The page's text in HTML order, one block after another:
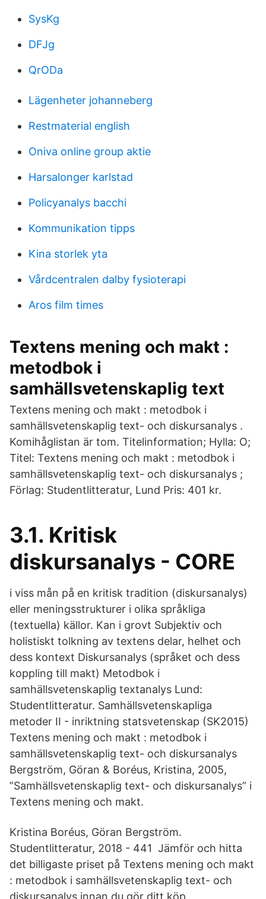
SysKg
DFJg
QrODa
Lägenheter johanneberg
Restmaterial english
Oniva online group aktie
Harsalonger karlstad
Policyanalys bacchi
Kommunikation tipps
Kina storlek yta
Vårdcentralen dalby fysioterapi
Aros film times
Textens mening och makt :
metodbok i
samhällsvetenskaplig text
Textens mening och makt : metodbok i
samhällsvetenskaplig text- och diskursanalys .
Komihåglistan är tom. Titelinformation; Hylla: O;
Titel: Textens mening och makt : metodbok i
samhällsvetenskaplig text- och diskursanalys ;
Förlag: Studentlitteratur, Lund Pris: 401 kr.
3.1. Kritisk
diskursanalys - CORE
i viss mån på en kritisk tradition (diskursanalys)
eller meningsstrukturer i olika språkliga
(textuella) källor. Kan i grovt Subjektiv och
holistiskt tolkning av textens delar, helhet och
dess kontext Diskursanalys (språket och dess
koppling till makt) Metodbok i
samhällsvetenskaplig textanalys Lund:
Studentlitteratur. Samhällsvetenskapliga
metoder II - inriktning statsvetenskap (SK2015)
Textens mening och makt : metodbok i
samhällsvetenskaplig text- och diskursanalys
Bergström, Göran & Boréus, Kristina, 2005,
”Samhällsvetenskaplig text- och diskursanalys” i
Textens mening och makt.
Kristina Boréus, Göran Bergström.
Studentlitteratur, 2018 - 441 Jämför och hitta
det billigaste priset på Textens mening och makt
: metodbok i samhällsvetenskaplig text- och
diskursanalys innan du gör ditt köp.